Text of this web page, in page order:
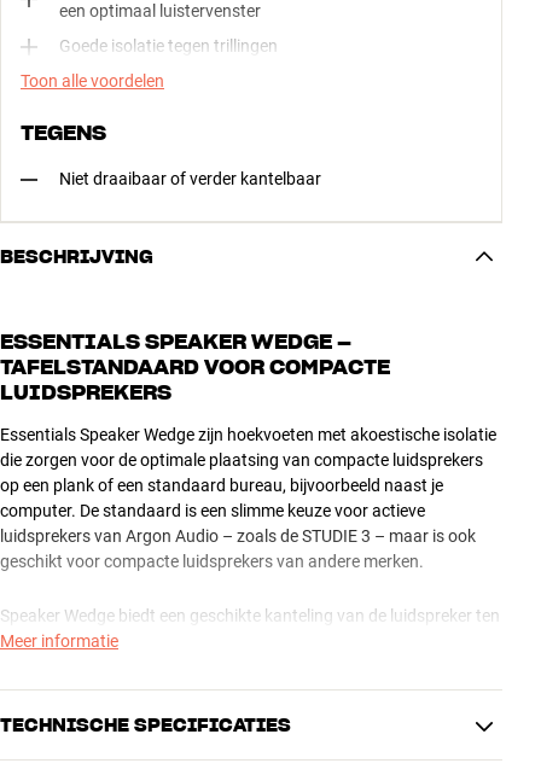
een optimaal luistervenster
Goede isolatie tegen trillingen
Toon alle voordelen
TEGENS
Niet draaibaar of verder kantelbaar
BESCHRIJVING
ESSENTIALS SPEAKER WEDGE –
TAFELSTANDAARD VOOR COMPACTE
LUIDSPREKERS
Essentials Speaker Wedge zijn hoekvoeten met akoestische isolatie
die zorgen voor de optimale plaatsing van compacte luidsprekers
op een plank of een standaard bureau, bijvoorbeeld naast je
computer. De standaard is een slimme keuze voor actieve
luidsprekers van Argon Audio – zoals de STUDIE 3 – maar is ook
geschikt voor compacte luidsprekers van andere merken.
Speaker Wedge biedt een geschikte kanteling van de luidspreker ten
opzichte van je luisterpositie en vermindert ongewenste
ook naar beneden kantelen als ze hoger geplaatst zijn, bijvoorbeeld
op een plank. De slimme achterrand zorgt ervoor dat de
Meer informatie
TECHNISCHE SPECIFICATIES